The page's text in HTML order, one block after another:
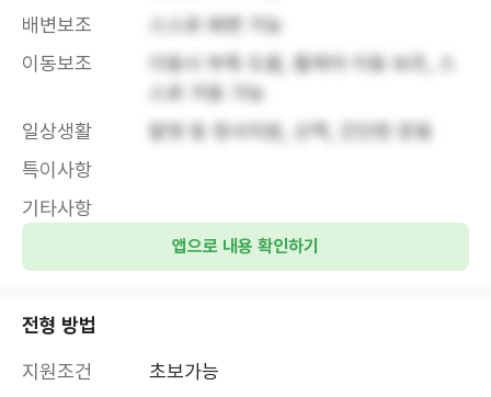
배변보조
스스로 배변 가능
이동보조
이동시 부축 도움, 휠체어 이동 보조, 스
스로 거동 가능
일상생활
말벗 등 정서지원, 산책, 간단한 운동
특이사항
기타사항
앱으로 내용 확인하기
전형 방법
지원조건
초보가능